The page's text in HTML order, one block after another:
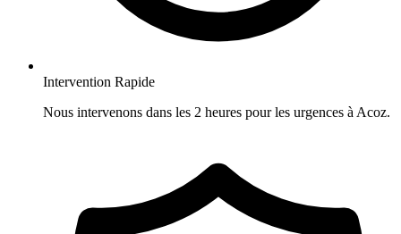
Intervention Rapide
Nous intervenons dans les 2 heures pour les urgences à Acoz.